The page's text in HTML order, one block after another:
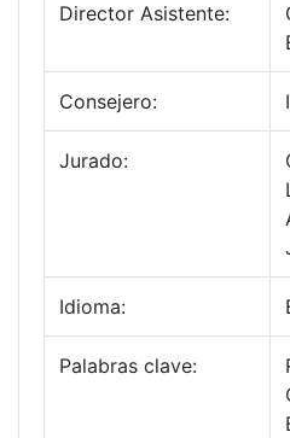
Director Asistente:
Consejero:
Jurado:
Idioma:
Palabras clave: